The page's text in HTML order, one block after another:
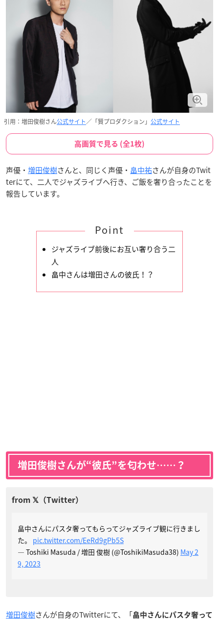
引用：増田俊樹さん公式サイト／「賢プロダクション」 公式サイト
高画質で見る (全1枚)
声優・ 増田俊樹さんと、同じく声優・ 畠中祐さんが自身のTwit
terにて、二人でジャズライブへ行き、ご飯を奢り合ったことを
報告しています。
Point
ジャズライブ前後にお互い奢り合う二
人
畠中さんは増田さんの彼氏！？
増田俊樹さんが“彼氏”を匂わせ……？
畠中さんにパスタ奢ってもらってジャズライブ観に行きまし
た。 pic.twitter.com/EeRd9gPb5S
— Toshiki Masuda / 増田 俊樹 (@ToshikiMasuda38) May 2
9, 2023
増田俊樹さんが自身のTwitterにて、「畠中さんにパスタ奢って